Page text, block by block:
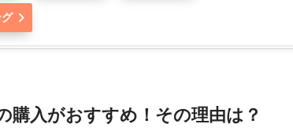
購入がおすすめ！その理由は？